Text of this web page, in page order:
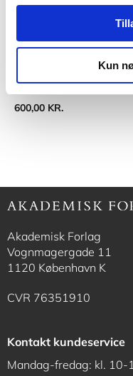
Kun
anvendelse
Ernst Jan de Place Hansen
600,00 KR.
Akademisk Forlag
Vognmagergade 11
1120 København K
CVR 76351910
Kontakt kundeservice
Mandag-fredag: kl. 10-